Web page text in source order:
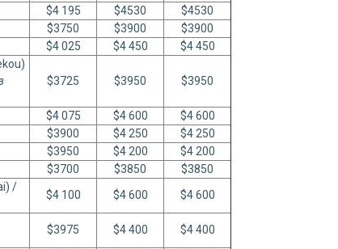
$4 195 $4530
$4530
$3750 $3900
$3900
$4 025 $4 450
$4 450
$3725 $3950 $3950
$4 075 $4 600
$4 600
$3900 $4 250
$4 250
$3950 $4 200
$4 200
$3700 $3850
$3850
/
$4 100 $4 600 $4 600
$3975 $4 400 $4 400